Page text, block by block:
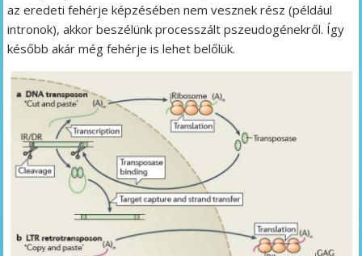
az eredeti fehérje képzésében nem vesznek rész (például
intronok), akkor beszélünk processzált pszeudogénekről. Így
később akár még fehérje is lehet belőlük.